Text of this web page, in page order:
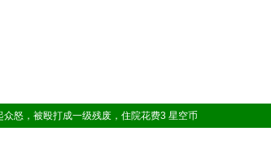
怒，被殴打成一级残废，住院花费3 星空币